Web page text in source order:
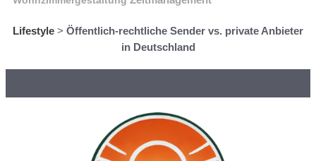
Lifestyle > Öffentlich-rechtliche Sender vs. private Anbieter
in Deutschland